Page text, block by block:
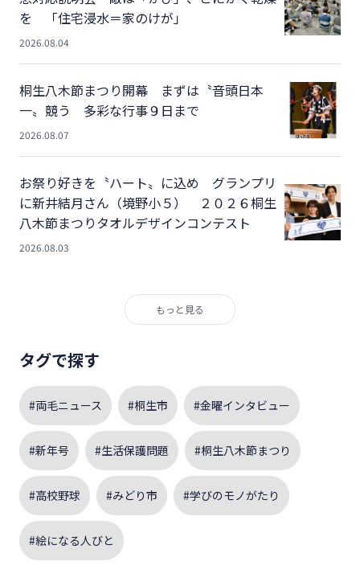
を 「住宅浸水＝家のけが」
2026.08.04
桐生八木節まつり開幕 まずは〝音頭日本
一〟競う 多彩な行事９日まで
2026.08.07
お祭り好きを〝ハート〟に込め グランプリ
に新井結月さん（境野小５） ２０２６桐生
八木節まつりタオルデザインコンテスト
2026.08.03
もっと見る
タグで探す
#両毛ニュース #桐生市 #金曜インタビュー
#新年号 #生活保護問題 #桐生八木節まつり
#高校野球 #みどり市 #学びのモノがたり
#絵になる人びと